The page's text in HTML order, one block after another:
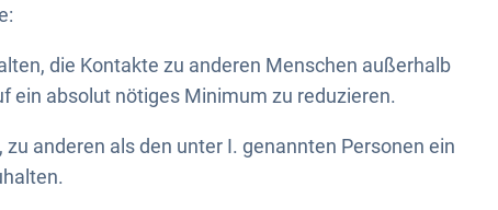
die Kontakte zu anderen Menschen außerhalb
ein absolut nötiges Minimum zu reduzieren.
anderen als den unter I. genannten Personen ein